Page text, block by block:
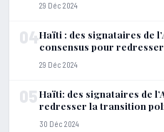
29 Déc 2024
04Haïti : des signataires de
consensus pour
29 Déc 2024
05Haïti: des signataires de
redresser la transition
30 Déc 2024